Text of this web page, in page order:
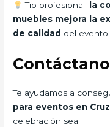
Tip profesional:
la
muebles mejora la
de calidad del evento.
Te ayudamos a
para eventos en
celebración sea: